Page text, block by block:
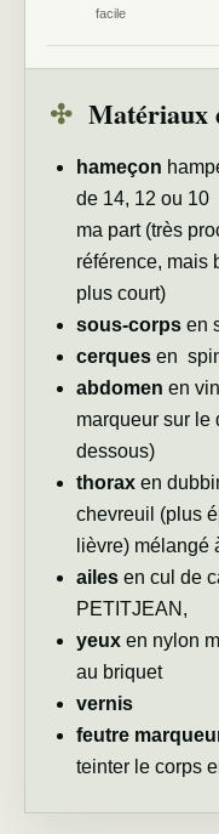
facile
✣ Matériaux
hameçon
de 14, 12 ou 10
ma part (très
référence, mais
plus court)
sous-corps en
cerques en
abdomen en
marqueur sur le
dessous)
thorax en
chevreuil (plus
lièvre) mélangé
ailes en cul de
PETITJEAN,
yeux en nylon
au briquet
vernis
feutre
teinter le corps